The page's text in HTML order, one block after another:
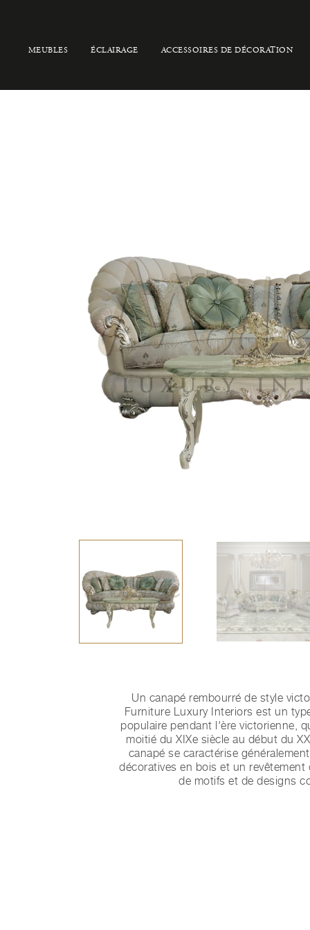
MEUBLES ÉCLAIRAGE ACCESSOIRES DE DÉCORATION
Un canapé rembourré de style
Furniture Luxury Interiors est un
populaire pendant l'ère victorienne,
moitié du XIXe siècle au début du
canapé se caractérise
décoratives en bois et un
de motifs et de designs